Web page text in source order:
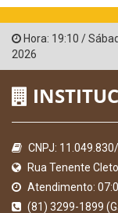
Hora: 19:10 /
2026
CNPJ:
Rua Tenente
Atendimento:
(81) 3299-1899